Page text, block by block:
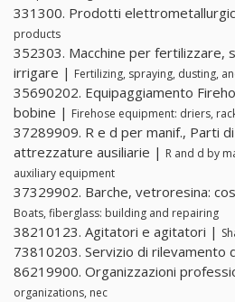
331300. Prodotti
products
352303. Macchine per fertilizzare,
irrigare | Fertilizing, spraying, dusting,
35690202. Equipaggiamento
bobine | Firehose equipment: driers,
37289909. R e d per manif., Parti
attrezzature ausiliarie | R and d by
auxiliary equipment
37329902. Barche, vetroresina:
Boats, fiberglass: building and repairing
38210123. Agitatori e agitatori |
73810203. Servizio di rilevamento
86219900. Organizzazioni
organizations, nec